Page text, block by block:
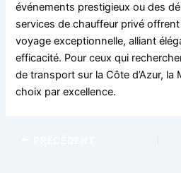
événements prestigieux ou des
services de chauffeur privé
voyage exceptionnelle, alliant
efficacité. Pour ceux qui
de transport sur la Côte d’Azur, la
choix par excellence.